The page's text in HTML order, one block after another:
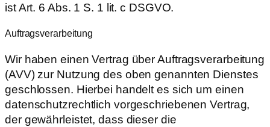
ist Art. 6 Abs. 1 S. 1 lit. c DSGVO.
Auftragsverarbeitung
Wir haben einen Vertrag über Auftragsverarbeitung
(AVV) zur Nutzung des oben genannten Dienstes
geschlossen. Hierbei handelt es sich um einen
datenschutzrechtlich vorgeschriebenen Vertrag,
der gewährleistet, dass dieser die